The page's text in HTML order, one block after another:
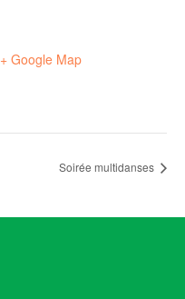
+ Google Map
Soirée multidanses